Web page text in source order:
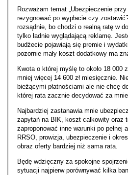
Rozważam temat „Ubezpieczenie
rezygnować po wypłacie czy
rozsądnie, bo chodzi o realną ratę w
tylko ładnie wyglądającą reklamę.
budżecie pojawiają się premie i
pozornie mały koszt dodatkowy ma
Kwota o której myślę to około 18 000
mniej więcej 14 600 zł miesięcznie.
bieżącymi płatnościami ale nie chcę
której rata zacznie decydować za
Najbardziej zastanawia mnie
zapytań na BIK, koszt całkowity oraz
zaproponować inne warunki po pełnej
RRSO, prowizja, ubezpieczenie i
obraz oferty bardziej niż sama rata.
Będę wdzięczny za spokojne
sytuacji najpierw porównywać kilka